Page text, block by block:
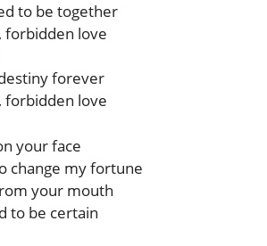
to be together
forbidden love
forever
forbidden love
your face
change my fortune
your mouth
to be certain